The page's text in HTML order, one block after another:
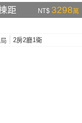
距 NT$ 3298萬
2房2廳1衛